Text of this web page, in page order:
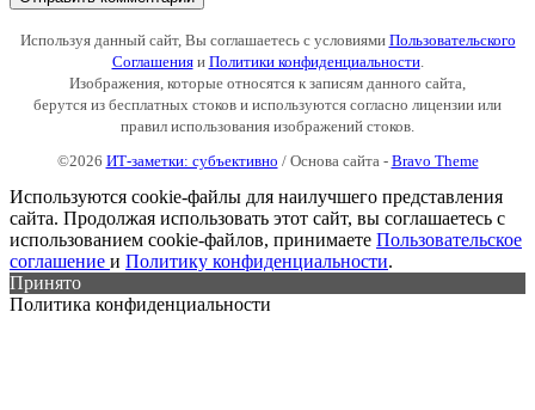
Используя данный сайт, Вы соглашаетесь с условиями Пользовательского
Соглашенияи Политики конфиденциальности.
Изображения, которые относятся к записям данного сайта,
берутся из бесплатных стоков и используются согласно лицензии или
правил использования изображений стоков.
©2026 ИТ-заметки: субъективно / Основа сайта - Bravo Theme
Используются cookie-файлы для наилучшего представления
сайта. Продолжая использовать этот сайт, вы соглашаетесь с
использованием cookie-файлов, принимаете Пользовательское
соглашение и Политику конфиденциальности.
Принято
Политика конфиденциальности